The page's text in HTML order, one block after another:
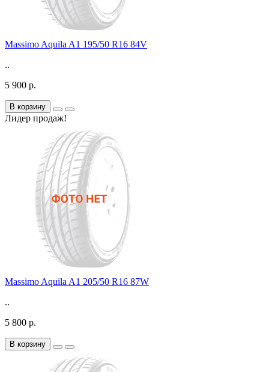
Massimo Aquila A1 195/50 R16 84V
..
5 900 р.
В корзину
Лидер продаж!
Massimo Aquila A1 205/50 R16 87W
..
5 800 р.
В корзину